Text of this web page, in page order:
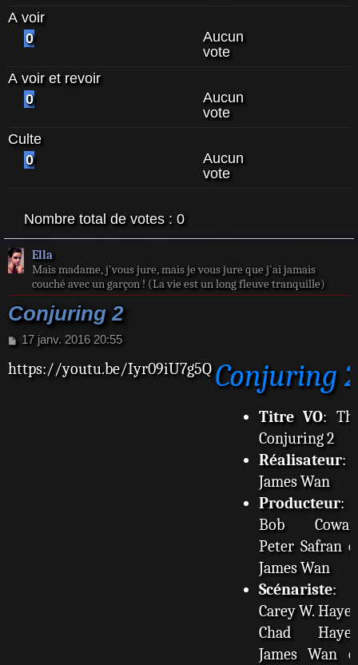
A voir
0
Aucun
vote
A voir et revoir
0
Aucun
vote
Culte
0
Aucun
vote
Nombre total de votes : 0
Ella
Mais madame, j'vous jure, mais je vous jure que j'ai jamais
couché avec un garçon ! (La vie est un long fleuve tranquille)
Conjuring 2
M
s
17 janv. 2016 20:55
https://youtu.be/Iyr09iU7g5Q Conjuring 2
Titre VO:
Conjuring 2
Réalisateur:
James Wan
Producteur:
Bob
Peter Safran
James Wan
Scénariste:
Carey W.
Chad
James Wan